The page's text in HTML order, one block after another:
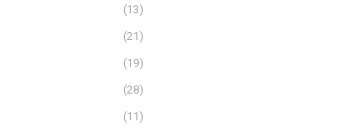
(13)
(21)
(19)
(28)
(11)